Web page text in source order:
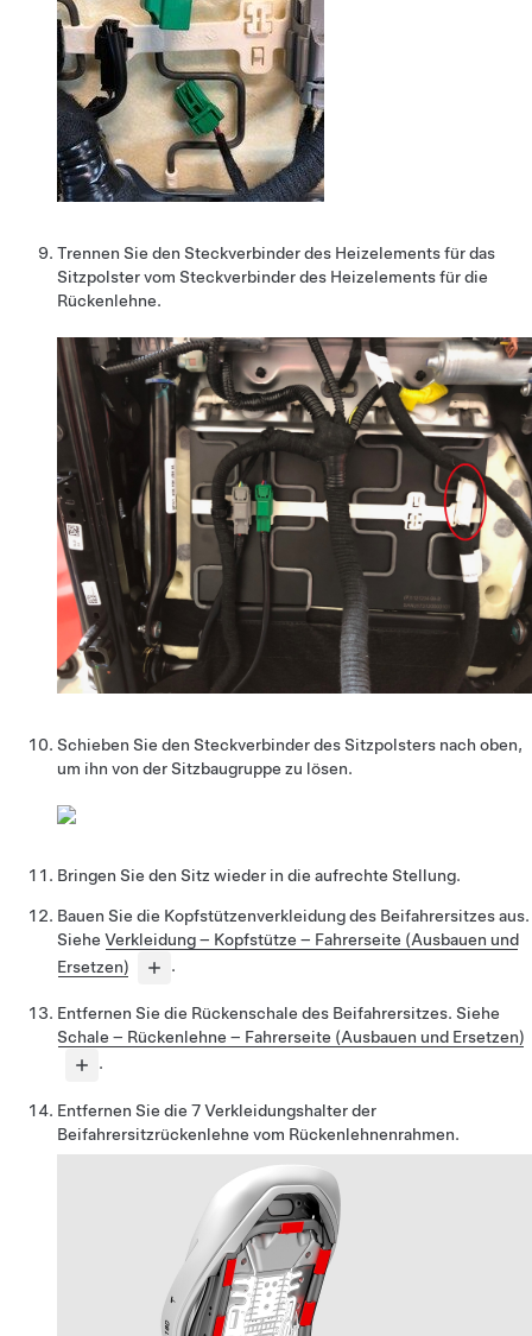
Trennen Sie den Steckverbinder des Heizelements für das
Sitzpolster vom Steckverbinder des Heizelements für die
Rückenlehne.
Schieben Sie den Steckverbinder des Sitzpolsters nach oben,
um ihn von der Sitzbaugruppe zu lösen.
Bringen Sie den Sitz wieder in die aufrechte Stellung.
Bauen Sie die Kopfstützenverkleidung des Beifahrersitzes aus.
Siehe Verkleidung – Kopfstütze – Fahrerseite (Ausbauen und
Ersetzen)
.
Entfernen Sie die Rückenschale des Beifahrersitzes. Siehe
Schale – Rückenlehne – Fahrerseite (Ausbauen und Ersetzen)
.
Entfernen Sie die 7 Verkleidungshalter der
Beifahrersitzrückenlehne vom Rückenlehnenrahmen.